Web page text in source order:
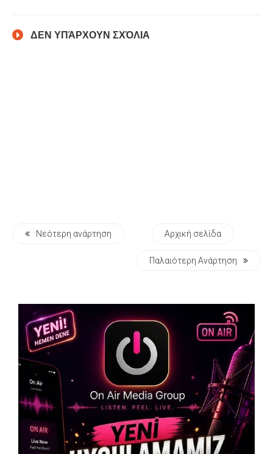
ΔΕΝ ΥΠΆΡΧΟΥΝ ΣΧΌΛΙΑ
Νεότερη ανάρτηση Αρχική σελίδα
Παλαιότερη Ανάρτηση